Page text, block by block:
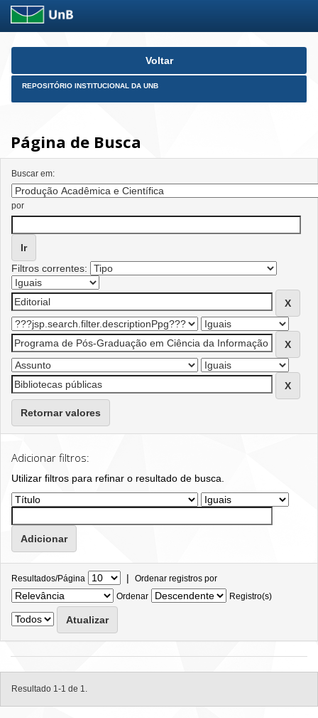
Skip
Voltar
REPOSITÓRIO INSTITUCIONAL DA UNB
Página de Busca
Buscar em:
por
Filtros correntes:
Retornar valores
Adicionar filtros:
Utilizar filtros para refinar o resultado de busca.
Resultados/Página | Ordenar registros por
Ordenar
Registro(s)
Resultado 1-1 de 1.